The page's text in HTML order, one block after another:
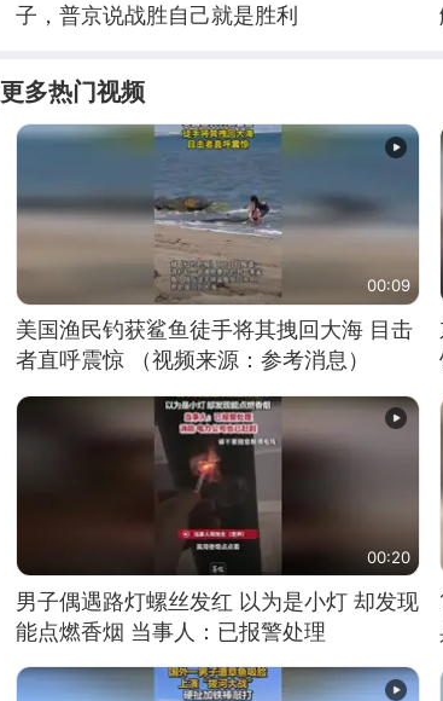
子，普京说战胜自己就是胜利
更多热门视频
00:09
美国渔民钓获鲨鱼徒手将其拽回大海 目击
者直呼震惊 （视频来源：参考消息）
00:20
男子偶遇路灯螺丝发红 以为是小灯 却发现
能点燃香烟 当事人：已报警处理